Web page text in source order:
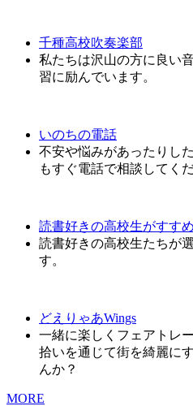
千種高校吹奏楽部
私たちは沢山の方に良い
習に励んでいます。
いのちの電話
不安や悩みがあったりし
もすぐ電話で相談してくだ
読書好きの高校生がすす
読書好きの高校生たちが
す。
どえりゃあWings
一緒に楽しくフェアトレ
拾いを通じて街を綺麗に
んか？
MORE